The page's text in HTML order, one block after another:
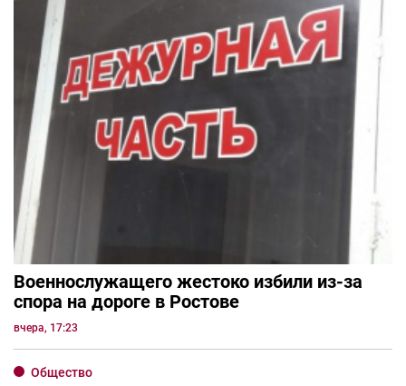
Военнослужащего жестоко избили из-за
спора на дороге в Ростове
вчера, 17:23
Общество